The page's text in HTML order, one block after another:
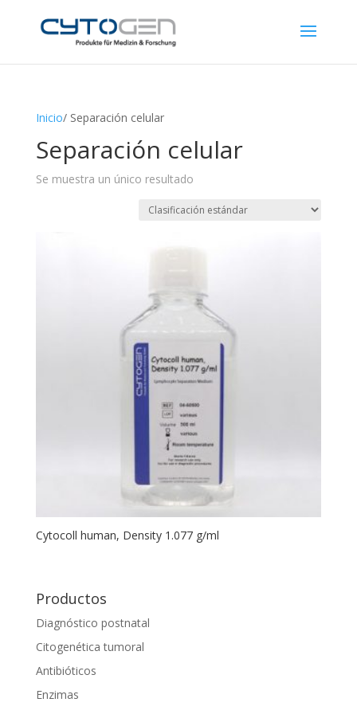
Inicio/ Separación celular
Separación celular
Se muestra un único resultado
Cytocoll human, Density 1.077 g/ml
Productos
Diagnóstico postnatal
Citogenética tumoral
Antibióticos
Enzimas